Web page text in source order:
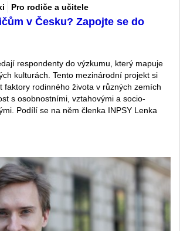
Pro rodiče a učitele
v Česku? Zapojte se do
respondenty do výzkumu, který mapuje
kulturách. Tento mezinárodní projekt si
faktory rodinného života v různých zemích
s osobnostními, vztahovými a socio-
Podílí se na něm členka INPSY Lenka